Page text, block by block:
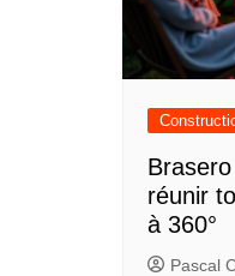
réunir
à 360°
Pascal